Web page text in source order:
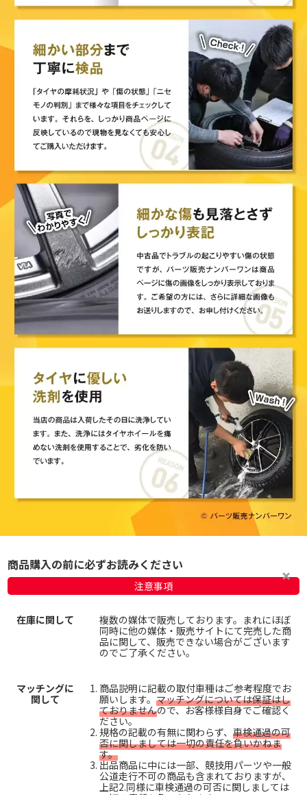
商品購入の前に必ずお読みください
注意事項
在庫に関して
複数の媒体で販売しております。まれにほぼ
同時に他の媒体・販売サイトにて完売した商
品に関して、販売できない場合がございます
のでご了承ください。
マッチングに
関して
商品説明に記載の取付車種はご参考程度でお
願いします。 マッチングについては保証はし
ておりませんので、お客様様自身でご確認く
ださい。
規格の記載の有無に関わらず、 車検通過の可
否に関しましては一切の責任を負いかねま
す。
出品商品に中には一部、競技用パーツや一般
公道走行不可の商品も含まれておりますが、
上記2.同様に車検通過の可否に関しましては